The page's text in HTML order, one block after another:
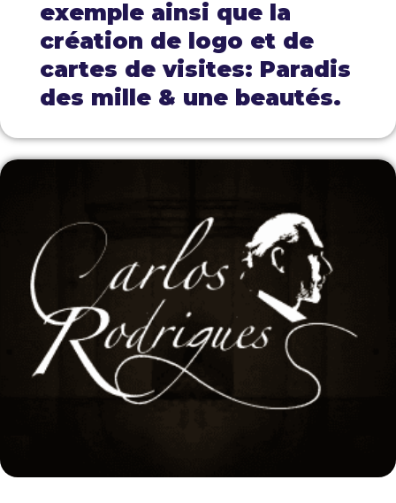
exemple ainsi que la
création de logo et de
cartes de visites: Paradis
des mille & une beautés.